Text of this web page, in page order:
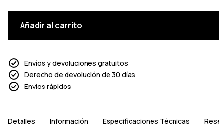
Añadir al carrito
Envíos y devoluciones gratuitos
Derecho de devolución de 30 días
Envíos rápidos
Detalles Información Especificaciones Técnicas